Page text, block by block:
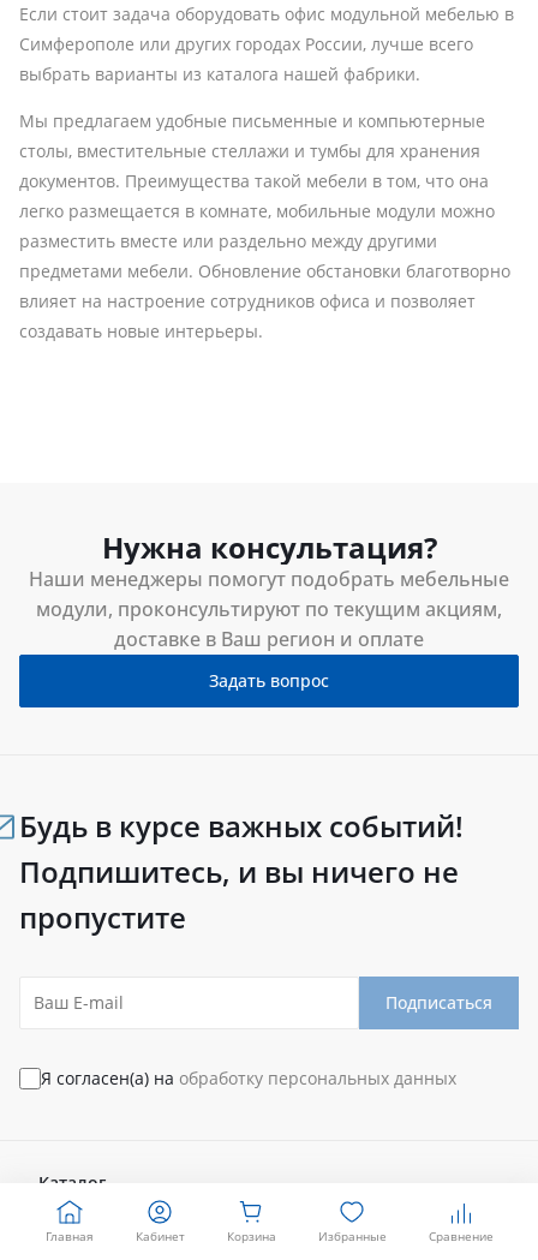
Если стоит задача оборудовать офис модульной мебелью в
Симферополе или других городах России, лучше всего
выбрать варианты из каталога нашей фабрики.
Мы предлагаем удобные письменные и компьютерные
столы, вместительные стеллажи и тумбы для хранения
документов. Преимущества такой мебели в том, что она
легко размещается в комнате, мобильные модули можно
разместить вместе или раздельно между другими
предметами мебели. Обновление обстановки благотворно
влияет на настроение сотрудников офиса и позволяет
создавать новые интерьеры.
Нужна консультация?
Наши менеджеры помогут подобрать мебельные
модули, проконсультируют по текущим акциям,
доставке в Ваш регион и оплате
Задать вопрос
Будь в курсе важных событий!
Подпишитесь, и вы ничего не
пропустите
Подписаться
Я согласен(а) на обработку персональных данных
Каталог
Главная Кабинет Корзина Избранные Сравнение